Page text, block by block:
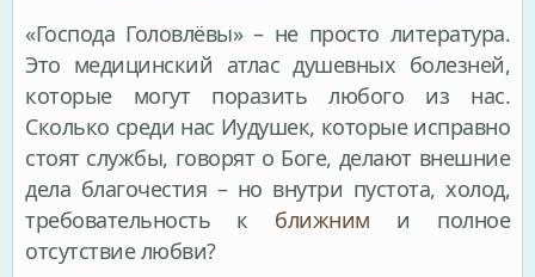
«Господа Головлёвы» – не просто литература.
Это медицинский атлас душевных болезней,
которые могут поразить любого из нас.
Сколько среди нас Иудушек, которые исправно
стоят службы, говорят о Боге, делают внешние
дела благочестия – но внутри пустота, холод,
требовательность к ближним и полное
отсутствие любви?